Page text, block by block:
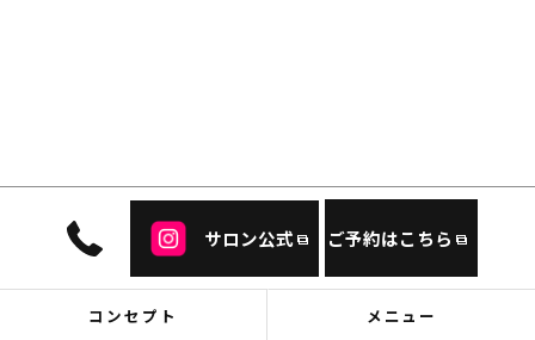
サロン公式 ご予約はこちら
コンセプト メニュー